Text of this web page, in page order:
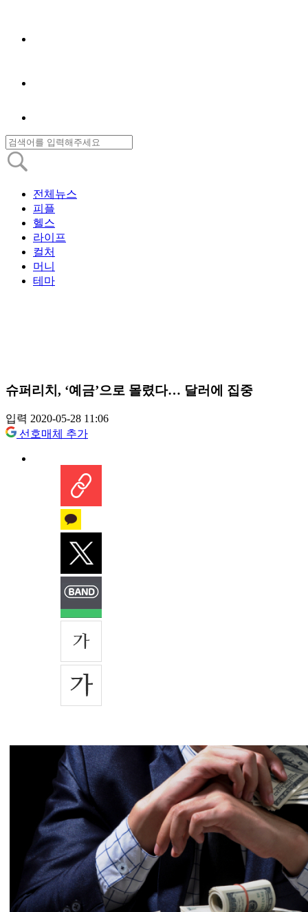
전체뉴스
피플
헬스
라이프
컬처
머니
테마
슈퍼리치, ‘예금’으로 몰렸다… 달러에 집중
입력 2020-05-28 11:06
선호매체 추가